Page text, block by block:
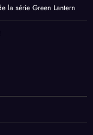
la série Green Lantern